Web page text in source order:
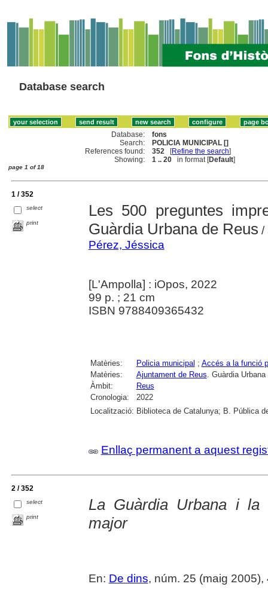
Database search
Database:
fons
Search:
POLICIA MUNICIPAL []
References found:
352 [Refine the search]
Showing:
1 .. 20 in format [Default]
page 1 of 18
1 / 352
select
print
Les 500 preguntes
Guàrdia Urbana de Reus /
Pérez, Jéssica
[L'Ampolla] : iOpos, 2022
99 p. ; 21 cm
ISBN 9788409365432
Matèries: Policia municipal ; Accés a la funció
Matèries:
Ajuntament de Reus . Guàrdia Urbana
Àmbit:
Reus
Cronologia:
2022
Localització: Biblioteca de Catalunya; B. Pública
Enllaç permanent a aquest
2 / 352
select
print
La Guàrdia Urbana i
major
En: De dins, núm. 25 (maig 2005),